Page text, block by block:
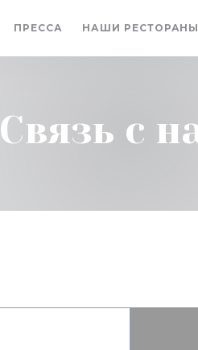
ПРЕССА НАШИ РЕСТОРАНЫ
Связь с